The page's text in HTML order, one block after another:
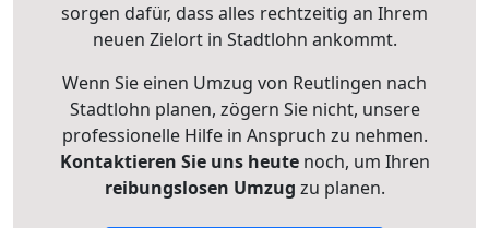
sorgen dafür, dass alles rechtzeitig an Ihrem
neuen Zielort in Stadtlohn ankommt.
Wenn Sie einen Umzug von Reutlingen nach
Stadtlohn planen, zögern Sie nicht, unsere
professionelle Hilfe in Anspruch zu nehmen.
Kontaktieren Sie uns heutenoch, um Ihren
reibungslosen Umzug zu planen.